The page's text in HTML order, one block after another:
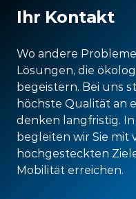
Ihr Kontakt
Wo andere
Lösungen, die
begeistern. Bei uns
höchste Qualität an
denken langfristig.
begleiten wir Sie mit
hochgesteckten
Mobilität erreichen.